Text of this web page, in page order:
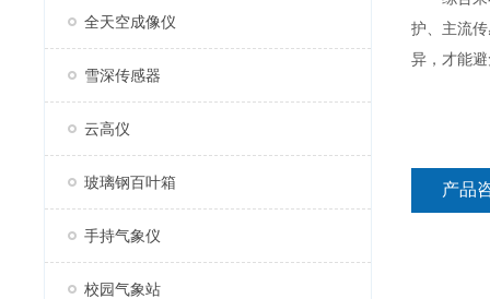
全天空成像仪
雪深传感器
云高仪
玻璃钢百叶箱
手持气象仪
校园气象站
护、主流
异，才能
产品